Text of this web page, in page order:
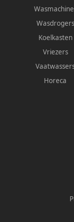
Wasdrogers
Koelkasten
Vriezers
Horeca